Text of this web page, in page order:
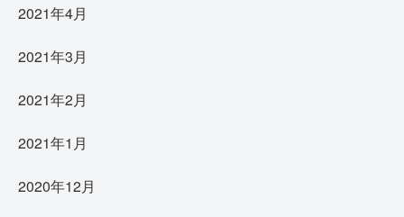
2021年4月
2021年3月
2021年2月
2021年1月
2020年12月